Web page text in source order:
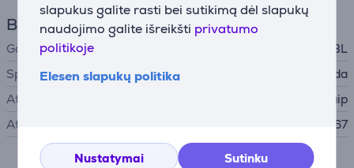
slapukus galite rasti bei sutikimą dėl slapukų
naudojimo galite išreikšti privatumo
politikoje
Elesen slapukų politika
Nustatymai Sutinku
Bendri parametrai
Gamintojas
JBL
Spalva
Juoda
Atsparus vandeniui
Taip
Atsparumo klasė (IP)
IP67